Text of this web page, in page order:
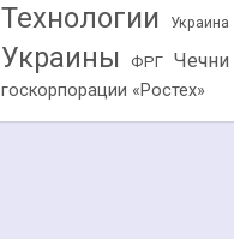
Технологии Украина
Украины ФРГ Чечни
госкорпорации «Ростех»